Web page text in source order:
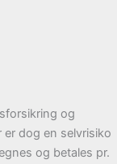
og
er dog en selvrisiko
og betales pr.